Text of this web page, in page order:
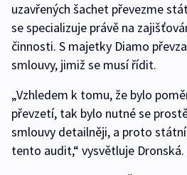
uzavřených šachet převezme
se specializuje právě na
činnosti. S majetky Diamo
smlouvy, jimiž se musí řídit.
„Vzhledem k tomu, že bylo
převzetí, tak bylo nutné se
smlouvy detailněji, a proto
tento audit,“ vysvětluje Dronská.